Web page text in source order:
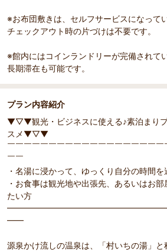
※お布団敷きは、セルフサービスになって
チェックアウト時の片づけは不要です。
※館内にはコインランドリーが完備されて
長期滞在も可能です。
プラン内容紹介
▼▽▼観光・ビジネスに使える♪素泊まり
スメ▼▽▼
￣￣￣￣￣￣￣￣￣￣￣￣￣￣￣￣￣￣
￣￣
・名湯に浸かって、ゆっくり自分の時間
・お食事は観光地や出張先、あるいはお
たい方
━━
源泉かけ流しの温泉は、「村いちの湯」